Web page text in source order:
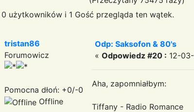
0 użytkowników i 1 Gość przegląda ten wątek.
tristan86
Forumowicz
Pomocna dłoń: +0/-0
Offline
Odp: Saksofon & 80's
« Odpowiedz #20 : 12-
Aha, zapomniałbym:
Tiffany - Radio Romance